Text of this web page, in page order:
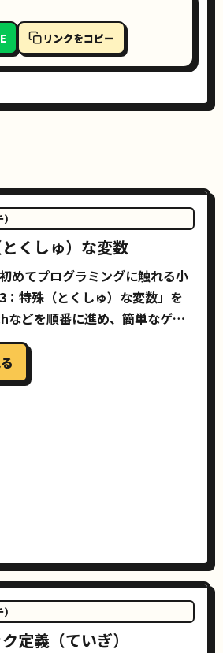
リンクをコピー
くしゅ）な変数
めてプログラミングに触れる小
：特殊（とくしゅ）な変数」を
どを順番に進め、簡単なゲー
を自分で作れるようになること
定義（ていぎ）